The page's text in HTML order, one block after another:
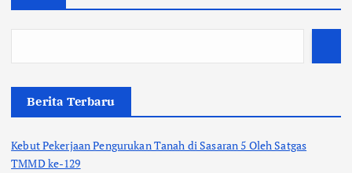
Berita Terbaru
Kebut Pekerjaan Pengurukan Tanah di Sasaran 5 Oleh Satgas
TMMD ke-129